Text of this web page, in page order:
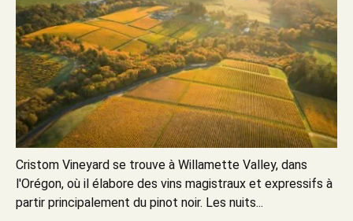
Cristom Vineyard se trouve à Willamette Valley, dans
l'Orégon, où il élabore des vins magistraux et expressifs à
partir principalement du pinot noir. Les nuits...